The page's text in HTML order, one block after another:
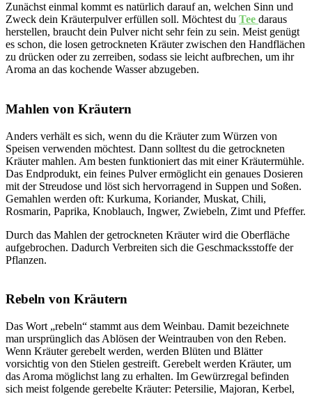
Zunächst einmal kommt es natürlich darauf an, welchen Sinn und
Zweck dein Kräuterpulver erfüllen soll. Möchtest du Tee daraus
herstellen, braucht dein Pulver nicht sehr fein zu sein. Meist genügt
es schon, die losen getrockneten Kräuter zwischen den Handflächen
zu drücken oder zu zerreiben, sodass sie leicht aufbrechen, um ihr
Aroma an das kochende Wasser abzugeben.
Mahlen von Kräutern
Anders verhält es sich, wenn du die Kräuter zum Würzen von
Speisen verwenden möchtest. Dann solltest du die getrockneten
Kräuter mahlen. Am besten funktioniert das mit einer Kräutermühle.
Das Endprodukt, ein feines Pulver ermöglicht ein genaues Dosieren
mit der Streudose und löst sich hervorragend in Suppen und Soßen.
Gemahlen werden oft: Kurkuma, Koriander, Muskat, Chili,
Rosmarin, Paprika, Knoblauch, Ingwer, Zwiebeln, Zimt und Pfeffer.
Durch das Mahlen der getrockneten Kräuter wird die Oberfläche
aufgebrochen. Dadurch Verbreiten sich die Geschmacksstoffe der
Pflanzen.
Rebeln von Kräutern
Das Wort „rebeln“ stammt aus dem Weinbau. Damit bezeichnete
man ursprünglich das Ablösen der Weintrauben von den Reben.
Wenn Kräuter gerebelt werden, werden Blüten und Blätter
vorsichtig von den Stielen gestreift. Gerebelt werden Kräuter, um
das Aroma möglichst lang zu erhalten. Im Gewürzregal befinden
sich meist folgende gerebelte Kräuter: Petersilie, Majoran, Kerbel,